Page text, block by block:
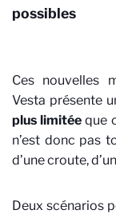
possibles
Ces nouvelles
Vesta présente
plus limitée que
n’est donc pas
d’une croute,
Deux scénarios